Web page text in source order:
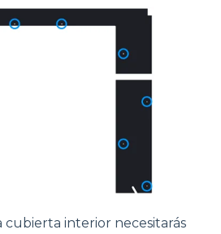
cubierta interior necesitarás